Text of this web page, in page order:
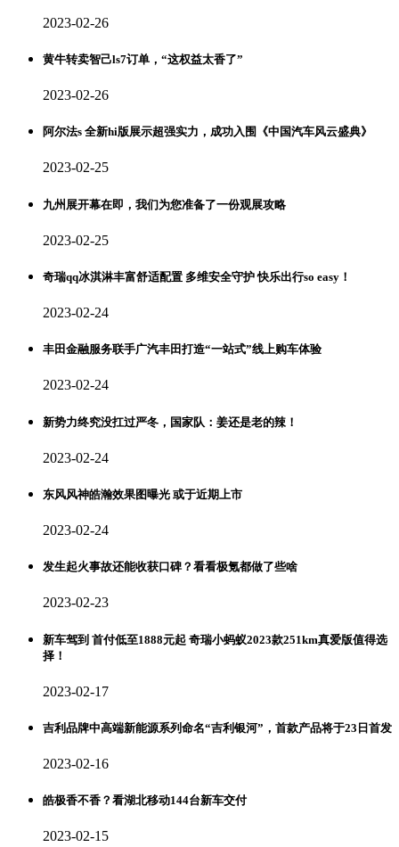
2023-02-26
黄牛转卖智己ls7订单，“这权益太香了”
2023-02-26
阿尔法s 全新hi版展示超强实力，成功入围《中国汽车风云盛典》
2023-02-25
九州展开幕在即，我们为您准备了一份观展攻略
2023-02-25
奇瑞qq冰淇淋丰富舒适配置 多维安全守护 快乐出行so easy！
2023-02-24
丰田金融服务联手广汽丰田打造“一站式”线上购车体验
2023-02-24
新势力终究没扛过严冬，国家队：姜还是老的辣！
2023-02-24
东风风神皓瀚效果图曝光 或于近期上市
2023-02-24
发生起火事故还能收获口碑？看看极氪都做了些啥
2023-02-23
新车驾到 首付低至1888元起 奇瑞小蚂蚁2023款251km真爱版值得选
择！
2023-02-17
吉利品牌中高端新能源系列命名“吉利银河”，首款产品将于23日首发
2023-02-16
皓极香不香？看湖北移动144台新车交付
2023-02-15